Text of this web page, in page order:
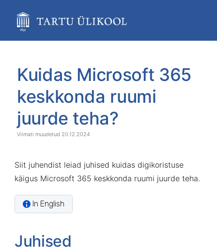
content
assistive.skiplink.to.breadcrumbs
assistive.skiplink.to.quick.search
end
banner
to
start
banner
Kuidas Microsoft 365
keskkonda ruumi
juurde teha?
20.12.2024
Siit juhendist leiad juhised kuidas digikoristuse
käigus Microsoft 365 keskkonda ruumi juurde teha.
In English
Juhised